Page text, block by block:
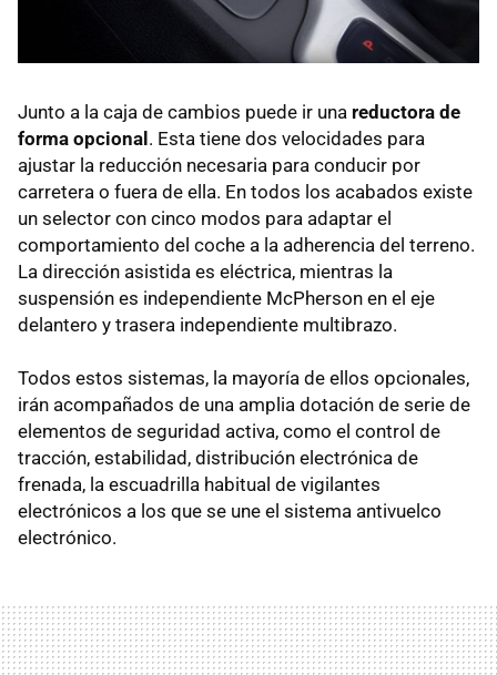
Junto a la caja de cambios puede ir una reductora de
forma opcional . Esta tiene dos velocidades para
ajustar la reducción necesaria para conducir por
carretera o fuera de ella. En todos los acabados existe
un selector con cinco modos para adaptar el
comportamiento del coche a la adherencia del terreno.
La dirección asistida es eléctrica, mientras la
suspensión es independiente McPherson en el eje
delantero y trasera independiente multibrazo.
Todos estos sistemas, la mayoría de ellos opcionales,
irán acompañados de una amplia dotación de serie de
elementos de seguridad activa, como el control de
tracción, estabilidad, distribución electrónica de
frenada, la escuadrilla habitual de vigilantes
electrónicos a los que se une el sistema antivuelco
electrónico.